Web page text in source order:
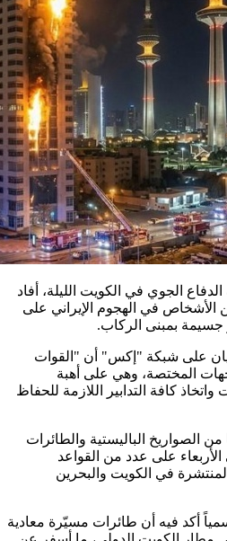
الجوي في الكويت الليلة، أفاد
الأشخاص في الهجوم الإيراني على
جسيمة بمبنى الركاب.
على شبكة "إكس" أن "القوات
المختصة، وهي على أهبة
كافة التدابير اللازمة للحفاظ
من الصواريخ الباليستية والطائرات
الأربعاء على عدد من القواعد
في الكويت والبحرين
أكد فيه أن طائرات مسيّرة معادية